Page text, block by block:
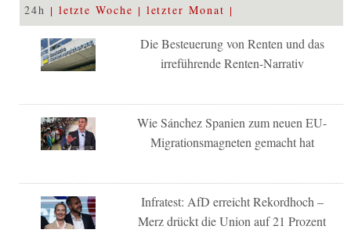
24h letzte Woche letzter Monat
Die Besteuerung von Renten und das
irreführende Renten-Narrativ
Wie Sánchez Spanien zum neuen EU-
Migrationsmagneten gemacht hat
Infratest: AfD erreicht Rekordhoch –
Merz drückt die Union auf 21 Prozent